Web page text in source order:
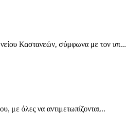
Καστανεών, σύμφωνα με τον υπ...
με όλες να αντιμετωπίζονται...